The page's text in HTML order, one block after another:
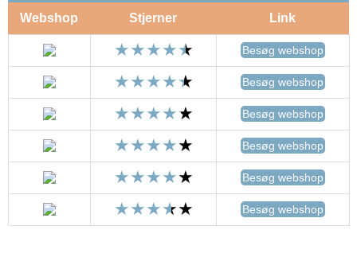
Webshop Stjerner Link
Besøg webshop
Besøg webshop
Besøg webshop
Besøg webshop
Besøg webshop
Besøg webshop